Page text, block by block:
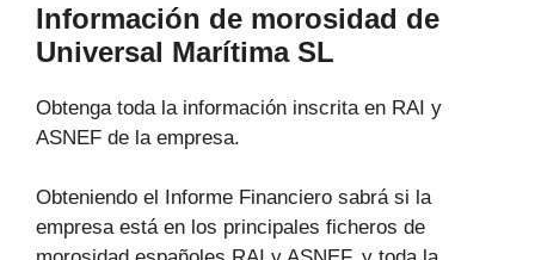
Información de morosidad de
Universal Marítima SL
Obtenga toda la información inscrita en RAI y
ASNEF de la empresa.
Obteniendo el Informe Financiero sabrá si la
empresa está en los principales ficheros de